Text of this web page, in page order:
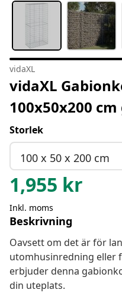
vidaXL
vidaXL
100x50x200
Storlek
100 x 50 x 200 cm
1,955 kr
Inkl. moms
Beskrivning
Oavsett om det är för
utomhusinredning eller
erbjuder denna
din uteplats.